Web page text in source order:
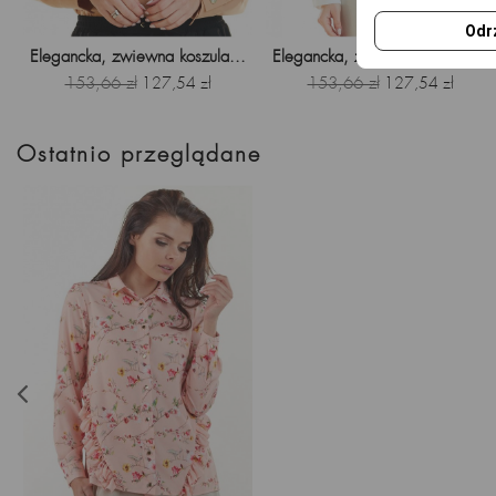
Elegancka, zwiewna koszula...
Cena
153,66 zł Cena
127,54 zł
Elegancka, zwiewna koszula...
Cena
153,66 zł Cena
127,54 zł
Ostatnio przeglądane